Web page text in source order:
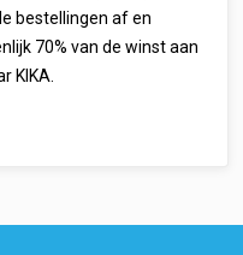
bestellingen af en
70% van de winst aan
KIKA.